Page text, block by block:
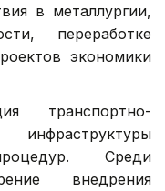
в металлургии,
переработке
экономики
транспортно-
Среди
внедрения